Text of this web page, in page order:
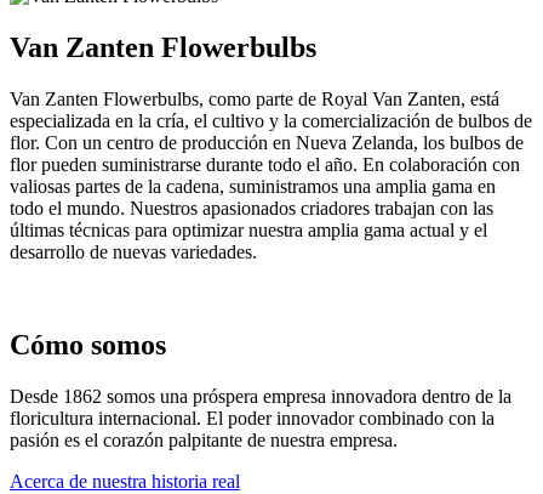
Van Zanten Flowerbulbs
Van Zanten Flowerbulbs, como parte de Royal Van Zanten, está
especializada en la cría, el cultivo y la comercialización de bulbos de
flor. Con un centro de producción en Nueva Zelanda, los bulbos de
flor pueden suministrarse durante todo el año. En colaboración con
valiosas partes de la cadena, suministramos una amplia gama en
todo el mundo. Nuestros apasionados criadores trabajan con las
últimas técnicas para optimizar nuestra amplia gama actual y el
desarrollo de nuevas variedades.
Cómo somos
Desde 1862 somos una próspera empresa innovadora dentro de la
floricultura internacional. El poder innovador combinado con la
pasión es el corazón palpitante de nuestra empresa.
Acerca de nuestra historia real